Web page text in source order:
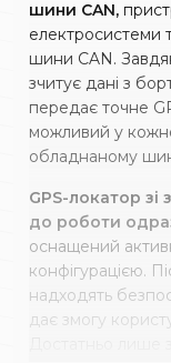
шини CAN,
електросистеми
шини CAN.
зчитує дані з
передає точне
можливий у
обладнаному
GPS-локатор
до роботи
оснащений
конфігурацією.
надходять
дає змогу